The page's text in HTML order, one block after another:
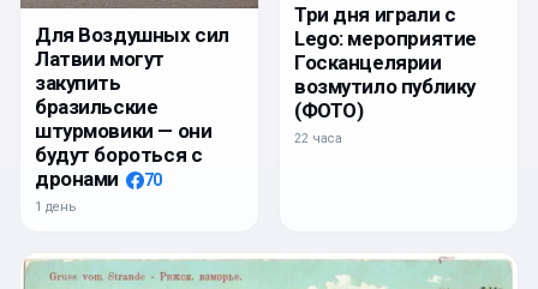
Для Воздушных сил
Латвии могут
закупить
бразильские
штурмовики — они
будут бороться с
дронами
70
1 день
Три дня играли с
Lego: мероприятие
Госканцелярии
возмутило публику
(ФОТО)
22 часа